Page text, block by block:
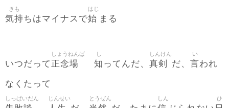
気持
きも
ちはマイナスで始
はじ
まる
いつだって 正念場
しょうねんば
知
し
ってんだ、 真剣
しんけん
だ、 言
い
われ
なくたって
しっぱいだん じんせい とうぜん しん ひ